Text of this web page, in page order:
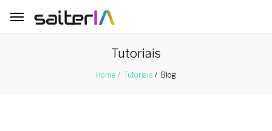
Tutoriais
Home Tutoriais Blog